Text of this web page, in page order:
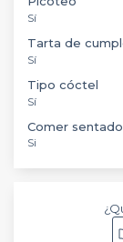
Sí
Tarta de
Sí
Tipo cóctel
Sí
Comer sentado
Si